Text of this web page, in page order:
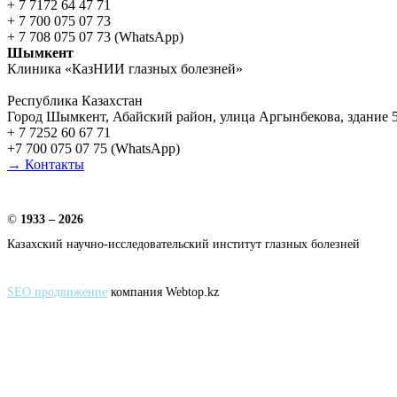
+ 7 7172 64 47 71
+ 7 700 075 07 73
+ 7 708 075 07 73 (WhatsApp)
Шымкент
Клиника «КазНИИ глазных болезней»
Республика Казахстан
Город Шымкент, Абайский район, улица Аргынбекова, здание
+ 7 7252 60 67 71
+7 700 075 07 75 (WhatsApp)
→ Контакты
© 1933 – 2026
Казахский научно-исследовательский институт глазных болезней
SEO продвижение компания Webtop.kz